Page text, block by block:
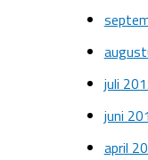
juli
juni
april